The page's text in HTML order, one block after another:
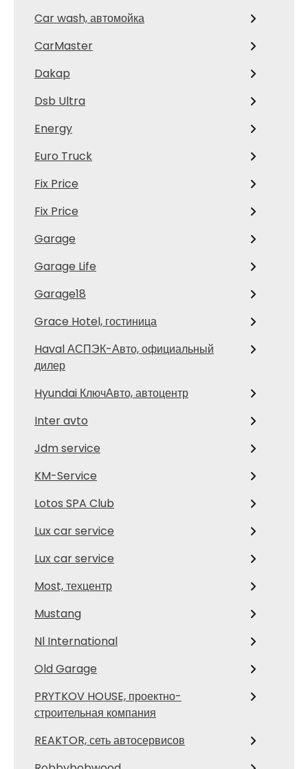
Car wash, автомойка
CarMaster
Dakap
Dsb Ultra
Energy
Euro Truck
Fix Price
Fix Price
Garage
Garage Life
Garage18
Grace Hotel, гостиница
Haval АСПЭК-Авто, официальный
дилер
Hyundai КлючАвто, автоцентр
Inter avto
Jdm service
KM-Service
Lotos SPA Club
Lux car service
Lux car service
Most, техцентр
Mustang
Nl International
Old Garage
PRYTKOV HOUSE, проектно-
строительная компания
REAKTOR, сеть автосервисов